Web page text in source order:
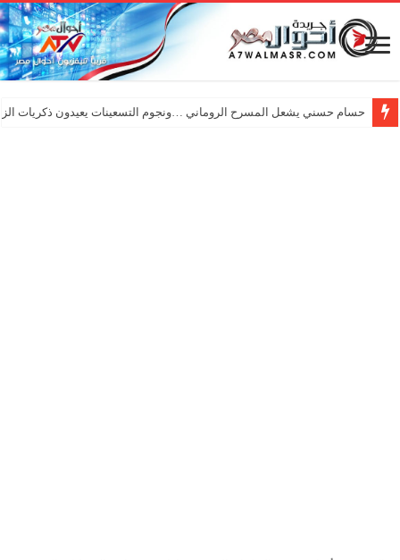
حسام حسني يشعل المسرح الروماني …ونجوم التسعينات يعيدون ذكريات